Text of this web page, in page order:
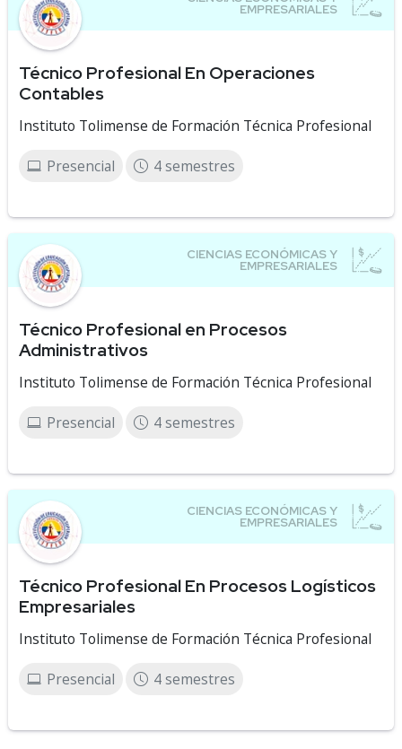
Técnico Profesional En Operaciones
Contables
Instituto Tolimense de Formación Técnica Profesional
Presencial 4 semestres
Técnico Profesional en Procesos
Administrativos
Instituto Tolimense de Formación Técnica Profesional
Presencial 4 semestres
Técnico Profesional En Procesos Logísticos
Empresariales
Instituto Tolimense de Formación Técnica Profesional
Presencial 4 semestres